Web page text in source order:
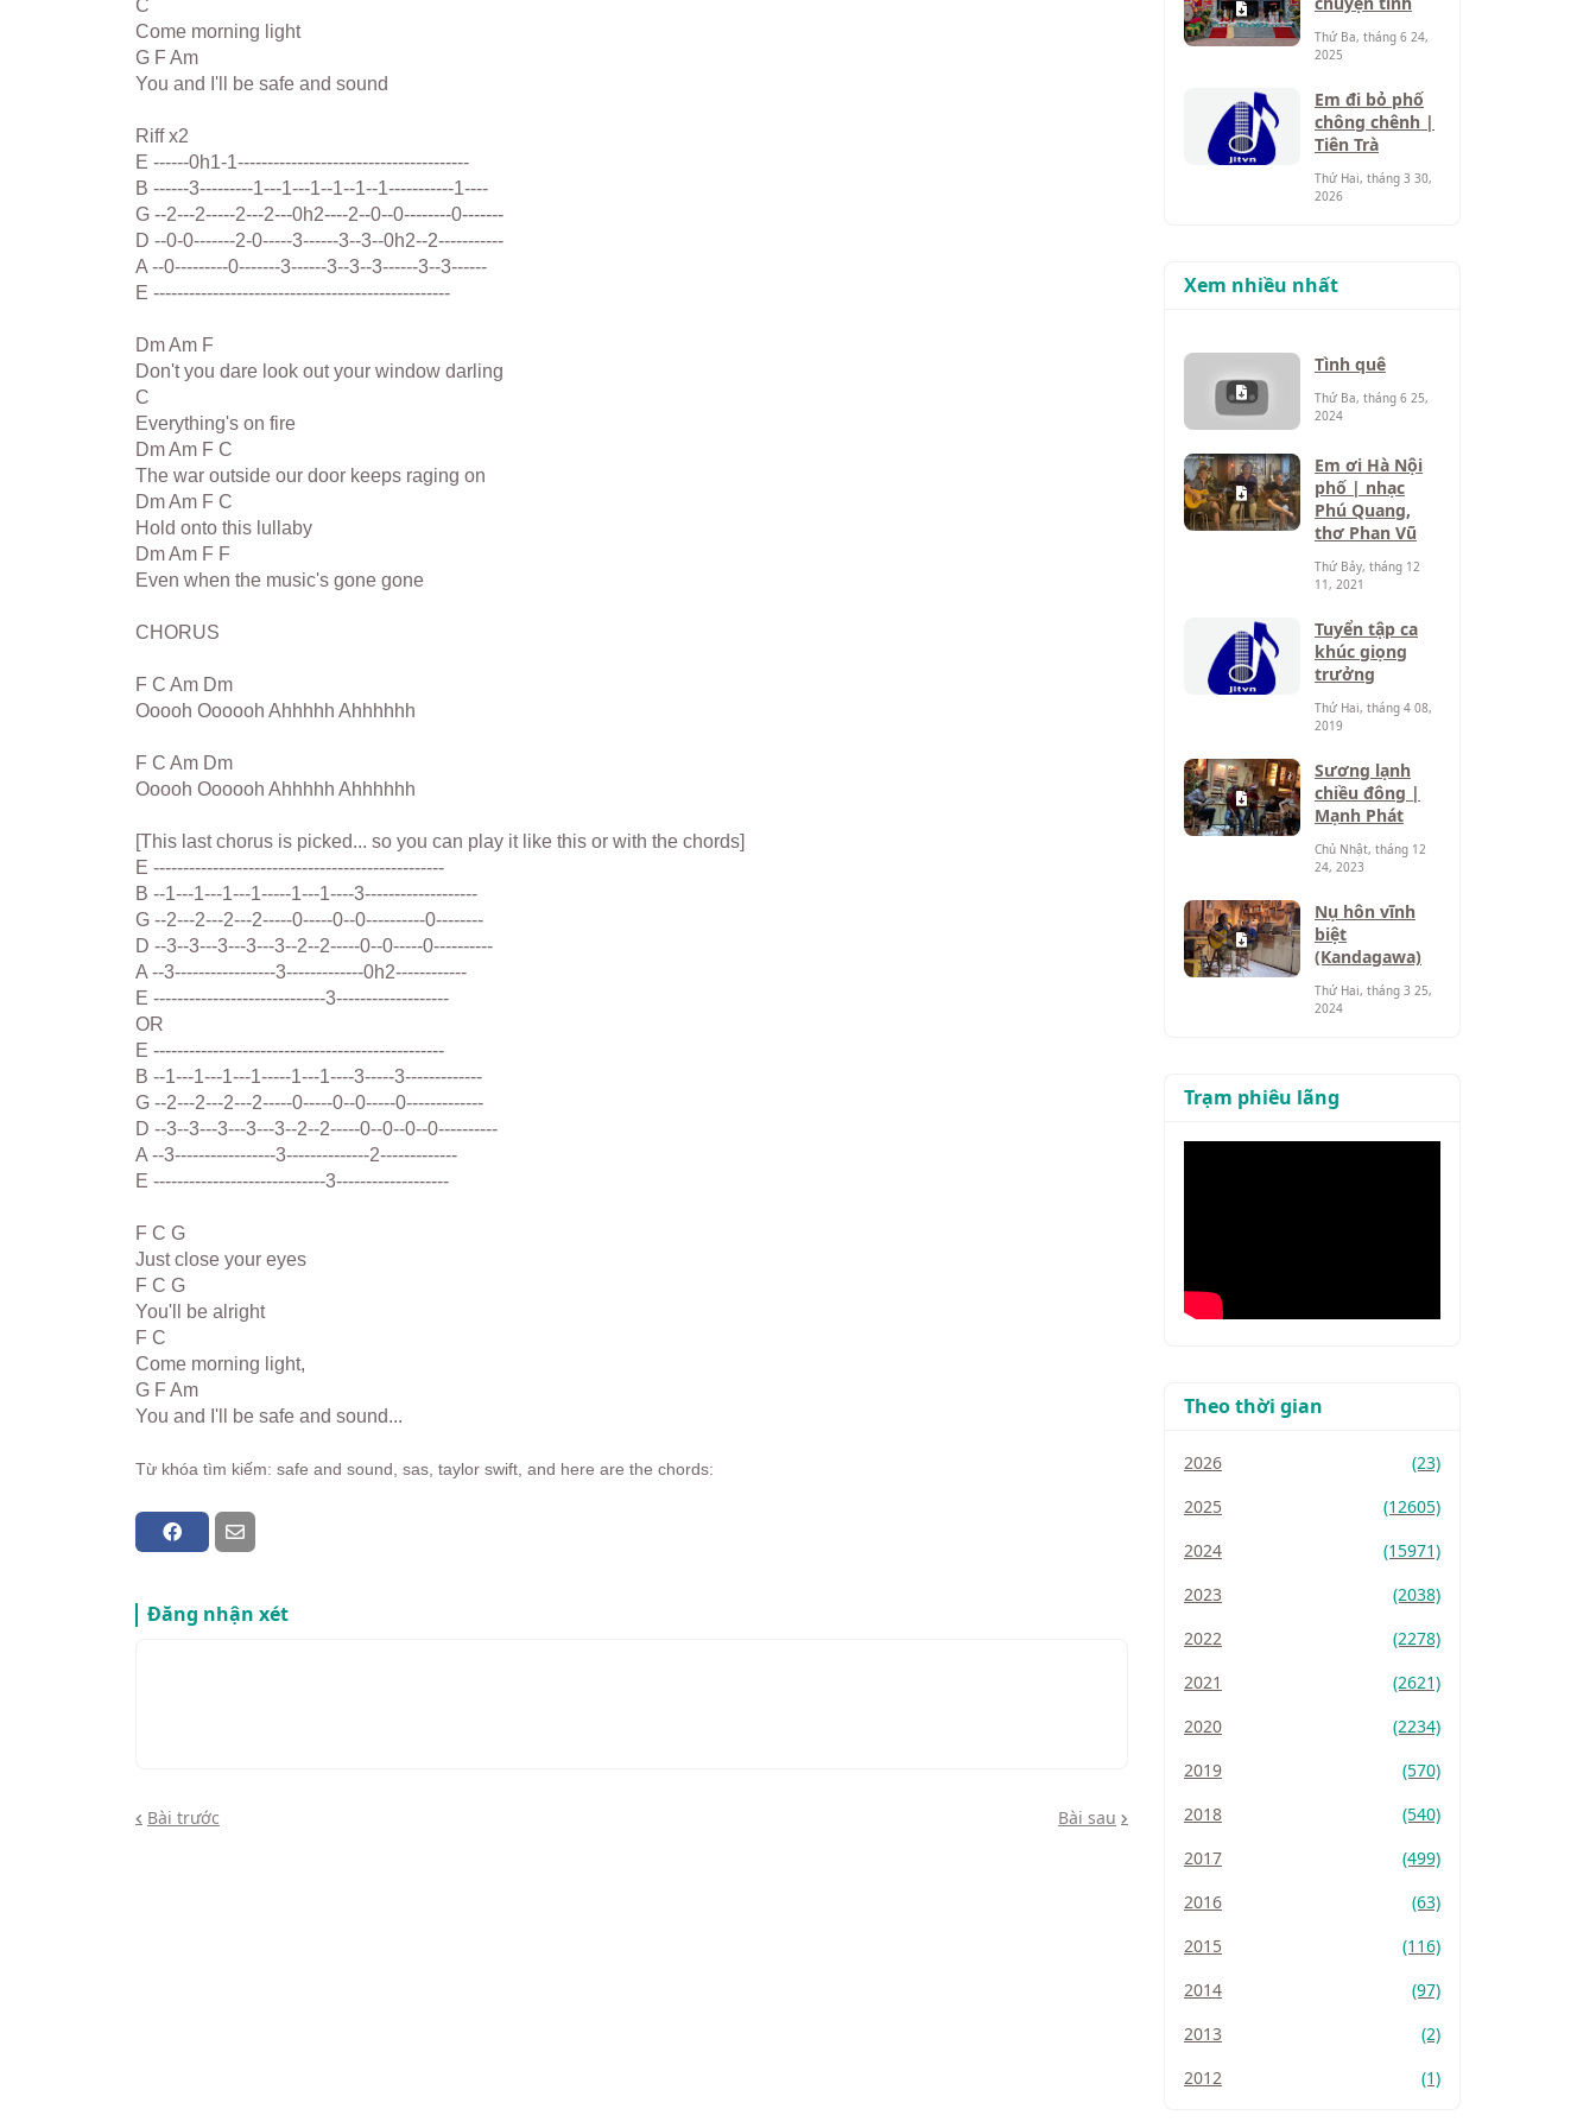
C
Come morning light
G F Am
You and I'll be safe and sound
Riff x2
E ------0h1-1---------------------------------------
B ------3---------1---1---1--1--1--1-----------1----
G --2---2-----2---2---0h2----2--0--0--------0-------
D --0-0-------2-0-----3------3--3--0h2--2-----------
A --0---------0-------3------3--3--3------3--3------
E --------------------------------------------------
Dm Am F
Don't you dare look out your window darling
C
Everything's on fire
Dm Am F C
The war outside our door keeps raging on
Dm Am F C
Hold onto this lullaby
Dm Am F F
Even when the music's gone gone
CHORUS
F C Am Dm
Ooooh Oooooh Ahhhhh Ahhhhhh
F C Am Dm
Ooooh Oooooh Ahhhhh Ahhhhhh
[This last chorus is picked... so you can play it like this or with the chords]
E -------------------------------------------------
B --1---1---1---1-----1---1----3-------------------
G --2---2---2---2-----0-----0--0----------0--------
D --3--3---3---3---3--2--2-----0--0-----0----------
A --3-----------------3-------------0h2------------
E -----------------------------3-------------------
OR
E -------------------------------------------------
B --1---1---1---1-----1---1----3-----3-------------
G --2---2---2---2-----0-----0--0-----0-------------
D --3--3---3---3---3--2--2-----0--0--0--0----------
A --3-----------------3--------------2-------------
E -----------------------------3-------------------
F C G
Just close your eyes
F C G
You'll be alright
F C
Come morning light,
G F Am
You and I'll be safe and sound...
Từ khóa tìm kiếm: safe and sound, sas, taylor swift, and here are the chords:
Đăng nhận xét
Bài trước Bài sau
Thứ Ba, tháng 6 24,
2025
Em đi bỏ phố
chông chênh |
Tiên Trà
Thứ Hai, tháng 3 30,
2026
Xem nhiều nhất
Tình quê
Thứ Ba, tháng 6 25,
2024
Em ơi Hà Nội
phố | nhạc
Phú Quang,
thơ Phan Vũ
Thứ Bảy, tháng 12
11, 2021
Tuyển tập ca
khúc giọng
trưởng
Thứ Hai, tháng 4 08,
2019
Sương lạnh
chiều đông |
Mạnh Phát
Chủ Nhật, tháng 12
24, 2023
Nụ hôn vĩnh
biệt
(Kandagawa)
Thứ Hai, tháng 3 25,
2024
Trạm phiêu lãng
Theo thời gian
2026
(23)
2025
(12605)
2024
(15971)
2023
(2038)
2022
(2278)
2021
(2621)
2020
(2234)
2019
(570)
2018
(540)
2017
(499)
2016
(63)
2015
(116)
2014
(97)
2013
(2)
2012
(1)